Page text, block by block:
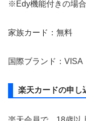
※Edy機能付きの場
家族カード：無料
国際ブランド：VISA
楽天カードの申し